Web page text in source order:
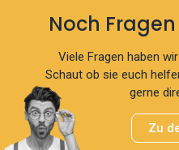
Noch
Viele Fragen haben
Schaut ob sie euch
gerne
Zu